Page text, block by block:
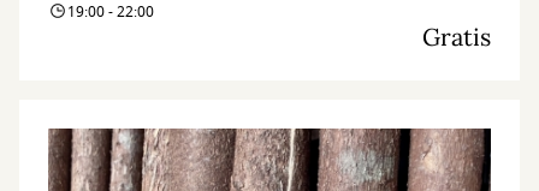
19:00 - 22:00
Gratis